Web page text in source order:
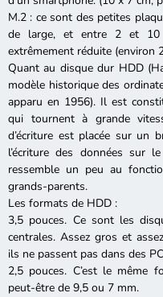
M.2 : ce sont des petites
de large, et entre 2 et 10
extrêmement réduite (environ
Quant au disque dur HDD
modèle historique des
apparu en 1956). Il est
qui tournent à grande
d’écriture est placée sur un
l’écriture des données sur
ressemble un peu au
grands-parents.
Les formats de HDD :
3,5 pouces. Ce sont les
centrales. Assez gros et
ils ne passent pas dans des
2,5 pouces. C’est le même
peut-être de 9,5 ou 7 mm.